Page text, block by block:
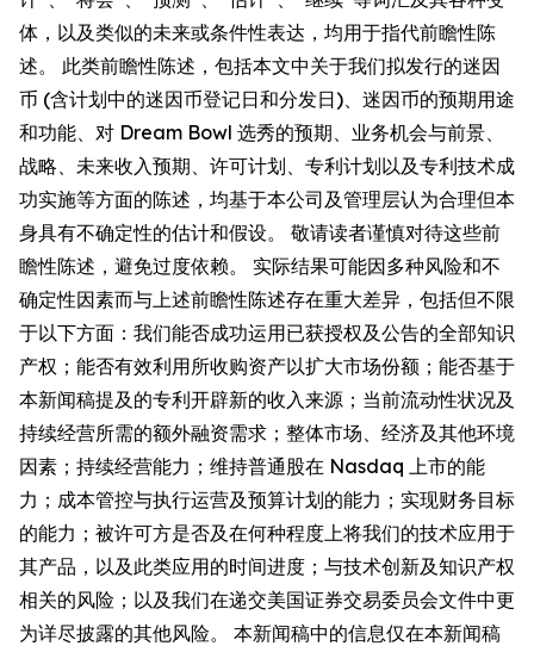
体，以及类似的未来或条件性表达，均用于指代前瞻性陈
述。 此类前瞻性陈述，包括本文中关于我们拟发行的迷因
币 (含计划中的迷因币登记日和分发日)、迷因币的预期用途
和功能、对 Dream Bowl 选秀的预期、业务机会与前景、
战略、未来收入预期、许可计划、专利计划以及专利技术成
功实施等方面的陈述，均基于本公司及管理层认为合理但本
身具有不确定性的估计和假设。 敬请读者谨慎对待这些前
瞻性陈述，避免过度依赖。 实际结果可能因多种风险和不
确定性因素而与上述前瞻性陈述存在重大差异，包括但不限
于以下方面：我们能否成功运用已获授权及公告的全部知识
产权；能否有效利用所收购资产以扩大市场份额；能否基于
本新闻稿提及的专利开辟新的收入来源；当前流动性状况及
持续经营所需的额外融资需求；整体市场、经济及其他环境
因素；持续经营能力；维持普通股在 Nasdaq 上市的能
力；成本管控与执行运营及预算计划的能力；实现财务目标
的能力；被许可方是否及在何种程度上将我们的技术应用于
其产品，以及此类应用的时间进度；与技术创新及知识产权
相关的风险；以及我们在递交美国证券交易委员会文件中更
为详尽披露的其他风险。 本新闻稿中的信息仅在本新闻稿